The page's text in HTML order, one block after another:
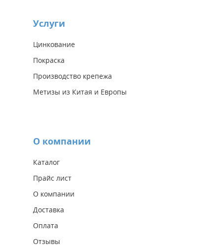
Услуги
Цинкование
Покраска
Производство крепежа
Метизы из Китая и Европы
О компании
Каталог
Прайс лист
О компании
Доставка
Оплата
Отзывы